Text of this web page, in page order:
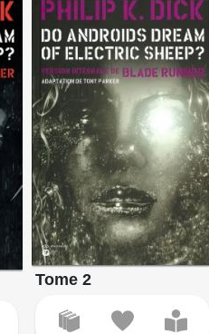
Tome 2